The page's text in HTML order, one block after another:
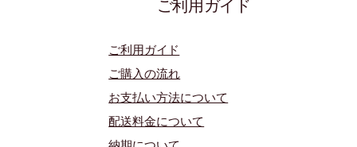
ご利用ガイド
​ご利用ガイド
ご購入の流れ
お支払い方法について
配送料金について